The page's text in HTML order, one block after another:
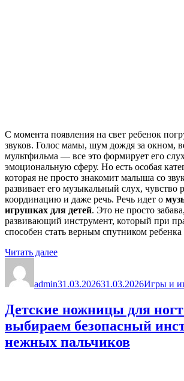
С момента появления на свет ребенок
звуков. Голос мамы, шум дождя за окном,
мультфильма — все это формирует его
эмоциональную сферу. Но есть особая
которая не просто знакомит малыша со
развивает его музыкальный слух, чувство
координацию и даже речь. Речь идет о
игрушках для детей. Это не просто
развивающий инструмент, который при
способен стать верным спутником
Читать далее«Музыкальные
детей:
шаги
в
мире
звуков
и
admin31.03.202631.03.2026Игры и
Детские ножницы для
выбираем безопасный
нежных пальчиков